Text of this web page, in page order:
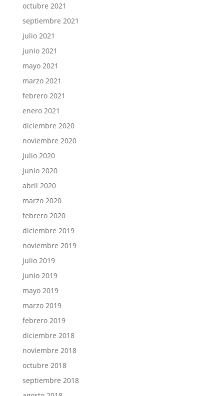
octubre 2021
septiembre 2021
julio 2021
junio 2021
mayo 2021
marzo 2021
febrero 2021
enero 2021
diciembre 2020
noviembre 2020
julio 2020
junio 2020
abril 2020
marzo 2020
febrero 2020
diciembre 2019
noviembre 2019
julio 2019
junio 2019
mayo 2019
marzo 2019
febrero 2019
diciembre 2018
noviembre 2018
octubre 2018
septiembre 2018